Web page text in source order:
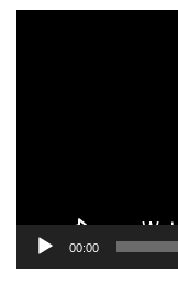
00:00